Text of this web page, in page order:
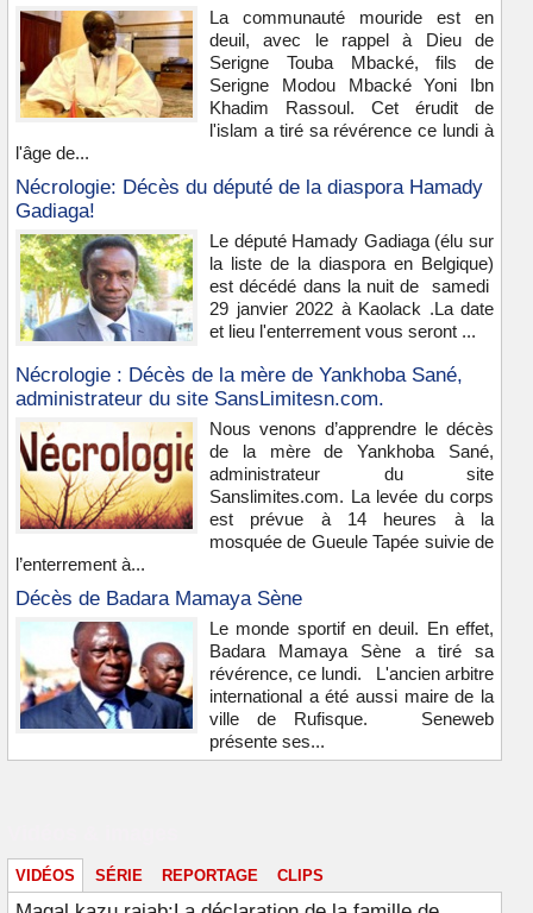
La communauté mouride est en
deuil, avec le rappel à Dieu de
Serigne Touba Mbacké, fils de
Serigne Modou Mbacké Yoni Ibn
Khadim Rassoul. Cet érudit de
l'islam a tiré sa révérence ce lundi à
l'âge de...
Nécrologie: Décès du député de la diaspora Hamady
Gadiaga!
Le député Hamady Gadiaga (élu sur
la liste de la diaspora en Belgique)
est décédé dans la nuit de samedi
29 janvier 2022 à Kaolack .La date
et lieu l'enterrement vous seront ...
Nécrologie : Décès de la mère de Yankhoba Sané,
administrateur du site SansLimitesn.com.
Nous venons d’apprendre le décès
de la mère de Yankhoba Sané,
administrateur du site
Sanslimites.com. La levée du corps
est prévue à 14 heures à la
mosquée de Gueule Tapée suivie de
l’enterrement à...
Décès de Badara Mamaya Sène
Le monde sportif en deuil. En effet,
Badara Mamaya Sène a tiré sa
révérence, ce lundi. L'ancien arbitre
international a été aussi maire de la
ville de Rufisque. Seneweb
présente ses...
VIDÉOS SÉRIE REPORTAGE CLIPS